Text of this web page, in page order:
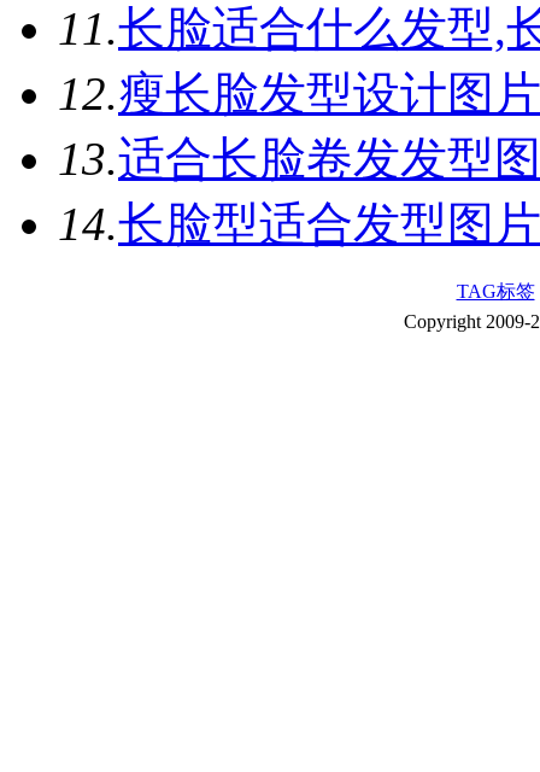
11.长脸适合什么发型,
12.瘦长脸发型设计图片
13.适合长脸卷发发型
14.长脸型适合发型图片
TAG标签
Copyright 2009-